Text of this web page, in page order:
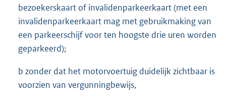
bezoekerskaart of invalidenparkeerkaart (met een
invalidenparkeerkaart mag met gebruikmaking van
een parkeerschijf voor ten hoogste drie uren worden
geparkeerd);
b zonder dat het motorvoertuig duidelijk zichtbaar is
voorzien van vergunningbewijs,